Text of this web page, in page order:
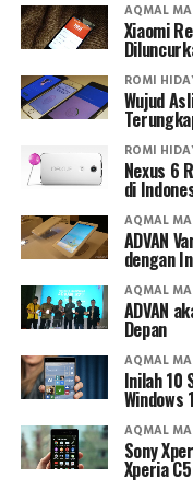
AQMAL
Xiaomi
ROMI
Wujud
ROMI
Nexus 6
di
AQMAL
ADVAN
dengan
AQMAL
ADVAN
Depan
AQMAL
Inilah 10
Windows
AQMAL
Sony
Xperia